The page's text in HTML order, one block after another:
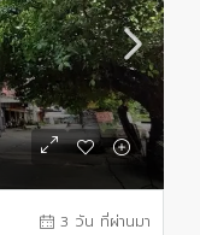
3 วัน ที่ผ่านมา